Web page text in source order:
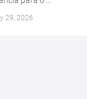
29, 2026